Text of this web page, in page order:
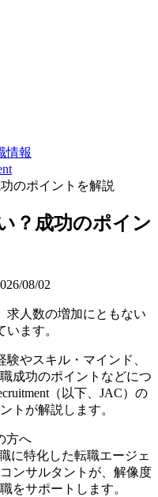
情報
功のポイントを解説
？成功のポイン
08/02
求人数の増加にともない
ます。
やスキル・マインド、
成功のポイントなどにつ
（以下、JAC）の
トが解説します。
方へ
に特化した転職エージェ
ンサルタントが、解像度
をサポートします。